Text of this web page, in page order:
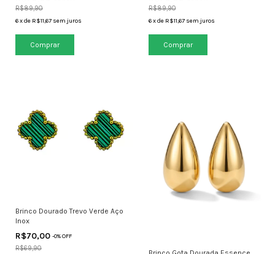
R$89,90
6xde R$11,67 sem juros
R$89,90
6 xde R$11,67 sem juros
Brinco Dourado Trevo Verde Aço
Inox
R$70,00 -0% OFF
R$69,90